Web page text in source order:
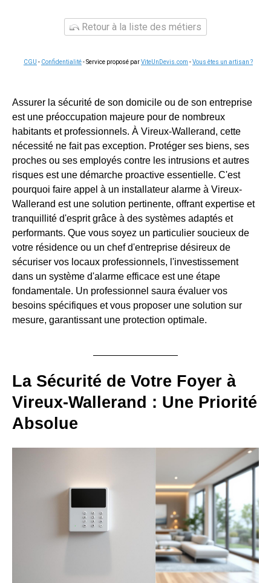
Retour à la liste des métiers
CGU - Confidentialité- Service proposé parViteUnDevis.com -Vous êtes un artisan ?
Assurer la sécurité de son domicile ou de son entreprise
est une préoccupation majeure pour de nombreux
habitants et professionnels. À Vireux-Wallerand, cette
nécessité ne fait pas exception. Protéger ses biens, ses
proches ou ses employés contre les intrusions et autres
risques est une démarche proactive essentielle. C'est
pourquoi faire appel à un installateur alarme à Vireux-
Wallerand est une solution pertinente, offrant expertise et
tranquillité d'esprit grâce à des systèmes adaptés et
performants. Que vous soyez un particulier soucieux de
votre résidence ou un chef d'entreprise désireux de
sécuriser vos locaux professionnels, l'investissement
dans un système d'alarme efficace est une étape
fondamentale. Un professionnel saura évaluer vos
besoins spécifiques et vous proposer une solution sur
mesure, garantissant une protection optimale.
La Sécurité de Votre Foyer à
Vireux-Wallerand : Une Priorité
Absolue